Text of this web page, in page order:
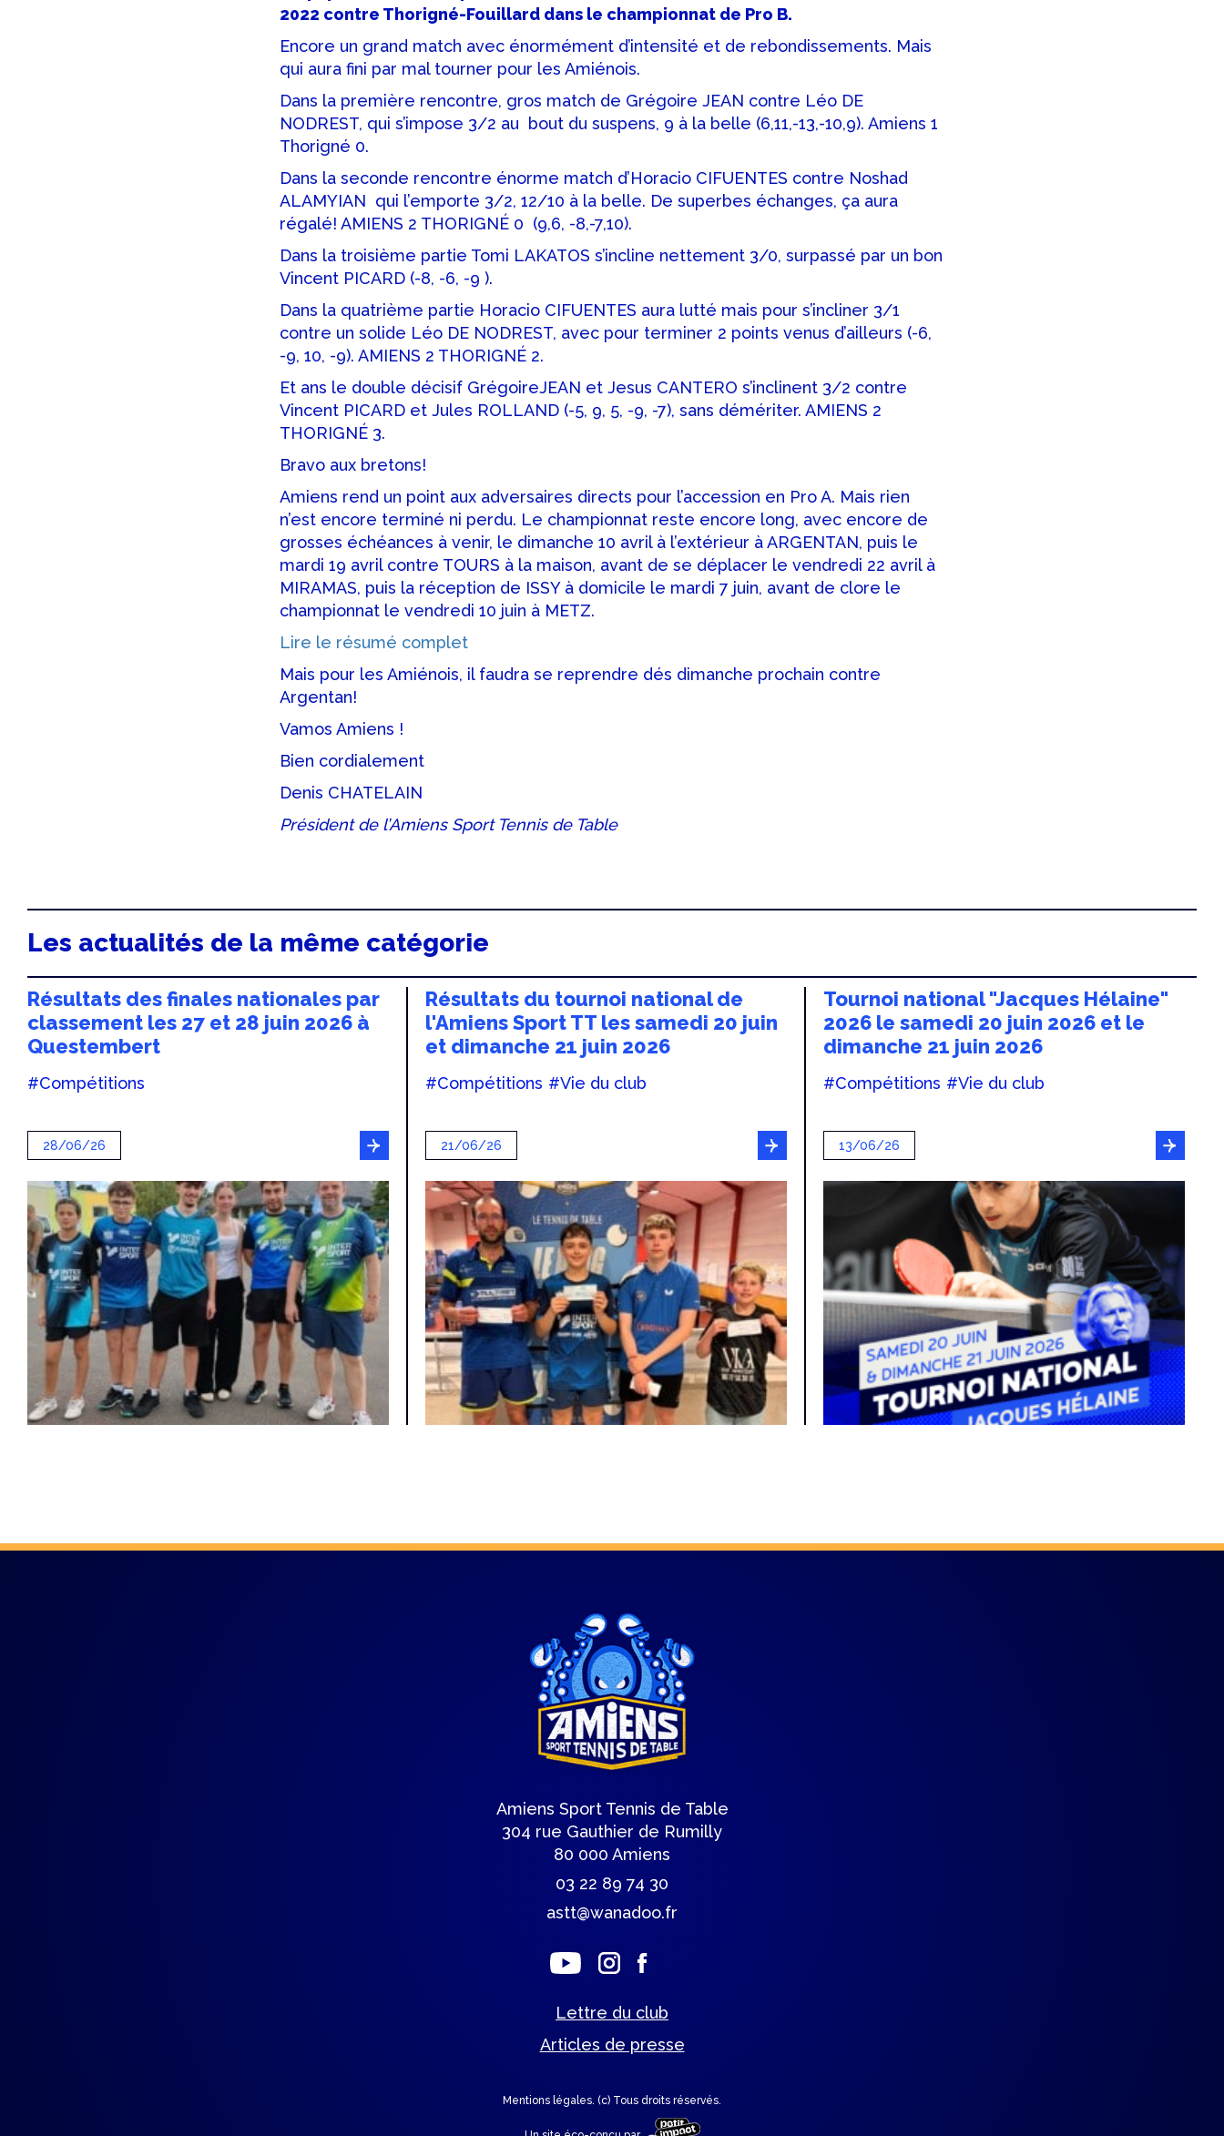
2022 contre Thorigné-Fouillard dans le championnat de Pro B.
Encore un grand match avec énormément d’intensité et de rebondissements. Mais
qui aura fini par mal tourner pour les Amiénois.
Dans la première rencontre, gros match de Grégoire JEAN contre Léo DE
NODREST, qui s’impose 3/2 au bout du suspens, 9 à la belle (6,11,-13,-10,9). Amiens 1
Thorigné 0.
Dans la seconde rencontre énorme match d’Horacio CIFUENTES contre Noshad
ALAMYIAN qui l’emporte 3/2, 12/10 à la belle. De superbes échanges, ça aura
régalé! AMIENS 2 THORIGNÉ 0 (9,6, -8,-7,10).
Dans la troisième partie Tomi LAKATOS s’incline nettement 3/0, surpassé par un bon
Vincent PICARD (-8, -6, -9 ).
Dans la quatrième partie Horacio CIFUENTES aura lutté mais pour s’incliner 3/1
contre un solide Léo DE NODREST, avec pour terminer 2 points venus d’ailleurs (-6,
-9, 10, -9). AMIENS 2 THORIGNÉ 2.
Et ans le double décisif GrégoireJEAN et Jesus CANTERO s’inclinent 3/2 contre
Vincent PICARD et Jules ROLLAND (-5, 9, 5, -9, -7), sans démériter. AMIENS 2
THORIGNÉ 3.
Bravo aux bretons!
Amiens rend un point aux adversaires directs pour l’accession en Pro A. Mais rien
n’est encore terminé ni perdu. Le championnat reste encore long, avec encore de
grosses échéances à venir, le dimanche 10 avril à l’extérieur à ARGENTAN, puis le
mardi 19 avril contre TOURS à la maison, avant de se déplacer le vendredi 22 avril à
MIRAMAS, puis la réception de ISSY à domicile le mardi 7 juin, avant de clore le
championnat le vendredi 10 juin à METZ.
Lire le résumé complet
Mais pour les Amiénois, il faudra se reprendre dés dimanche prochain contre
Argentan!
Vamos Amiens !
Bien cordialement
Denis CHATELAIN
Président de l’Amiens Sport Tennis de Table
Les actualités de la même catégorie
Résultats des finales nationales par
classement les 27 et 28 juin 2026 à
Questembert
#Compétitions
28/06/26
Résultats du tournoi national de
l'Amiens Sport TT les samedi 20 juin
et dimanche 21 juin 2026
#Compétitions #Vie du club
21/06/26
Tournoi national "Jacques Hélaine"
2026 le samedi 20 juin 2026 et le
dimanche 21 juin 2026
#Compétitions #Vie du club
13/06/26
Amiens Sport Tennis de Table
304 rue Gauthier de Rumilly
80 000 Amiens
03 22 89 74 30
astt@wanadoo.fr
Lettre du club
Articles de presse
Mentions légales. (c) Tous droits réservés.